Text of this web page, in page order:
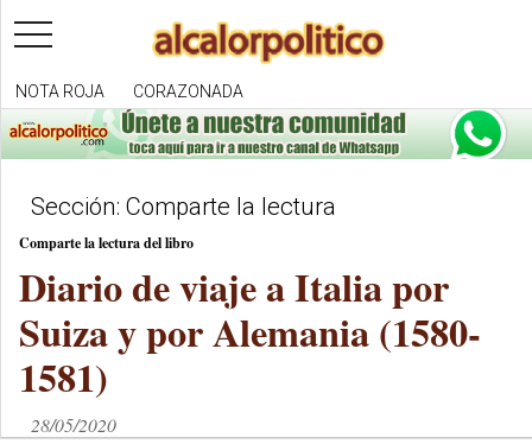
toggle
navigation
NOTA ROJA CORAZONADA
Sección: Comparte la lectura
Comparte la lectura del libro
Diario de viaje a Italia por
Suiza y por Alemania (1580-
1581)
28/05/2020